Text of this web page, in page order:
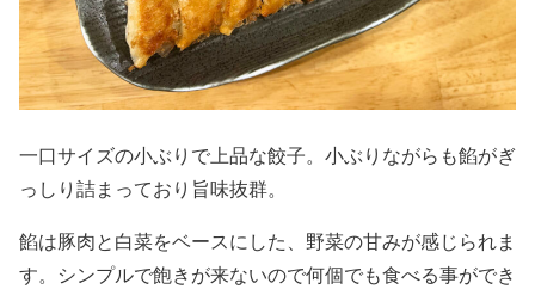
一口サイズの小ぶりで上品な餃子。小ぶりながらも餡がぎ
っしり詰まっており旨味抜群。
餡は豚肉と白菜をベースにした、野菜の甘みが感じられま
す。シンプルで飽きが来ないので何個でも食べる事ができ